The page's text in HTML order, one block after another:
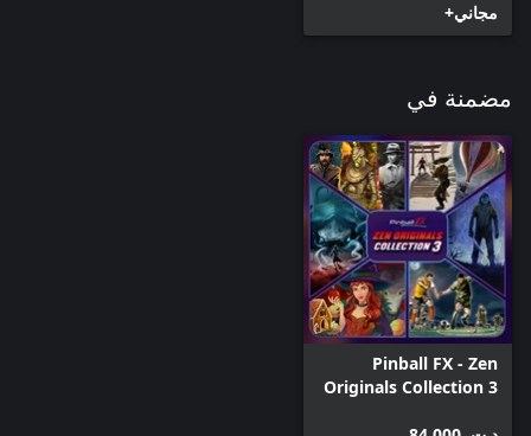
مجاني+
مضمنة في
Pinball FX - Zen
Originals Collection 3